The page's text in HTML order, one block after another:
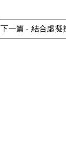
下一篇 - 結合虛擬